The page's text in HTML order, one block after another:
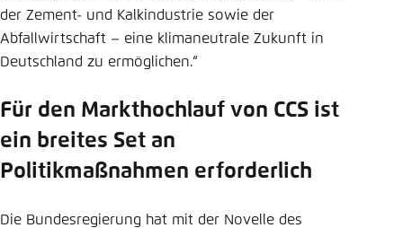
der Zement- und Kalkindustrie sowie der
Abfallwirtschaft – eine klimaneutrale Zukunft in
Deutschland zu ermöglichen.“
Für den Markthochlauf von CCS ist
ein breites Set an
Politikmaßnahmen erforderlich
Die Bundesregierung hat mit der Novelle des